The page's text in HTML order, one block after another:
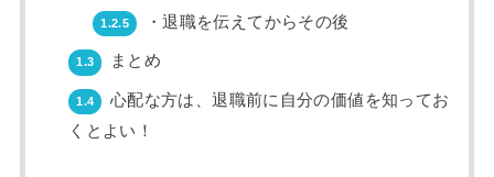
1.2.5 ・退職を伝えてからその後
1.3 まとめ
1.4
心配な方は、退職前に自分の価値を知ってお
くとよい！